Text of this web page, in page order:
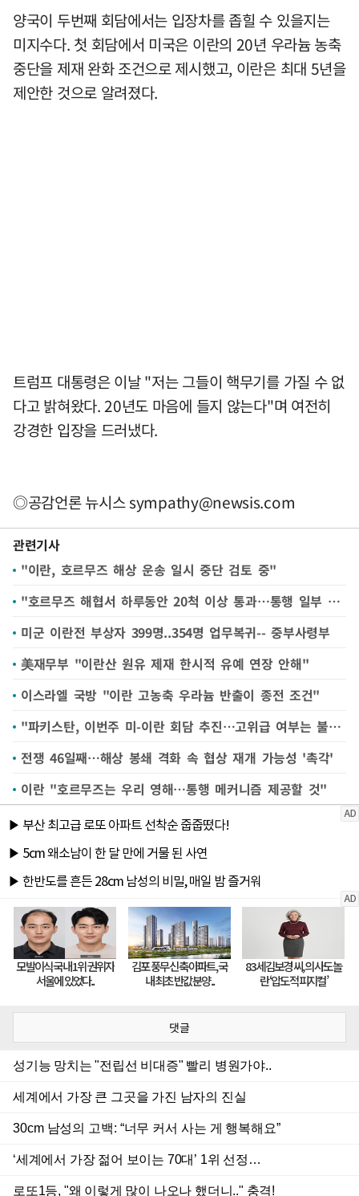
양국이 두번째 회담에서는 입장차를 좁힐 수 있을지는
미지수다. 첫 회담에서 미국은 이란의 20년 우라늄 농축
중단을 제재 완화 조건으로 제시했고, 이란은 최대 5년을
제안한 것으로 알려졌다.
트럼프 대통령은 이날 "저는 그들이 핵무기를 가질 수 없
다고 밝혀왔다. 20년도 마음에 들지 않는다"며 여전히
강경한 입장을 드러냈다.
◎공감언론 뉴시스sympathy@newsis.com
관련기사
"이란, 호르무즈 해상 운송 일시 중단 검토 중"
"호르무즈 해협서 하루동안 20척 이상 통과…통행 일부 회복" WSJ
미군 이란전 부상자 399명..354명 업무복귀-- 중부사령부
美재무부 "이란산 원유 제재 한시적 유예 연장 안해"
이스라엘 국방 "이란 고농축 우라늄 반출이 종전 조건"
"파키스탄, 이번주 미-이란 회담 추진…고위급 여부는 불투명"
전쟁 46일째…해상 봉쇄 격화 속 협상 재개 가능성 '촉각'
이란 "호르무즈는 우리 영해…통행 메커니즘 제공할 것"
댓글